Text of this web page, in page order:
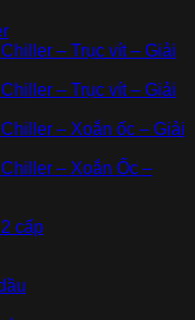
– Trục vít – Giải
– Trục vít – Giải
– Xoắn ốc – Giải
– Xoắn Ốc –
cấp